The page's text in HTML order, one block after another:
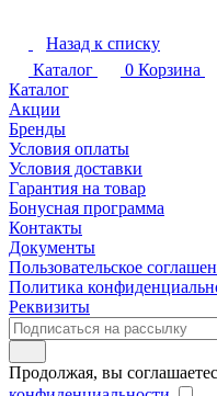
Назад к списку
Каталог
0 Корзина
Каталог
Акции
Бренды
Условия оплаты
Условия доставки
Гарантия на товар
Бонусная программа
Контакты
Документы
Пользовательское
Политика
Реквизиты
Продолжая, вы